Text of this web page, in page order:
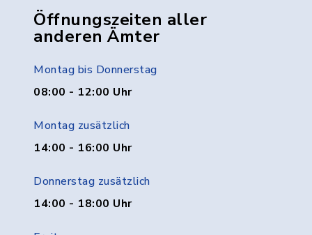
Öffnungszeiten aller
anderen Ämter
Montag bis Donnerstag
08:00 - 12:00 Uhr
Montag zusätzlich
14:00 - 16:00 Uhr
Donnerstag zusätzlich
14:00 - 18:00 Uhr